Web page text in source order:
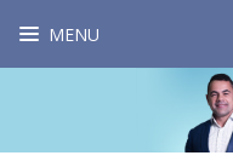
MENU